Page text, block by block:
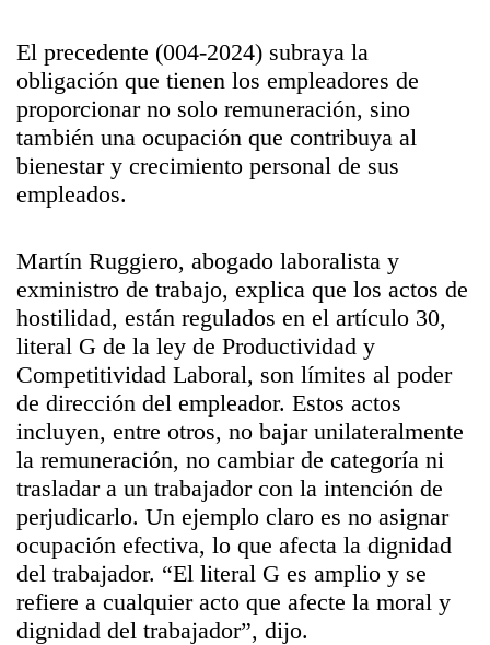
El precedente (004-2024) subraya la
obligación que tienen los empleadores de
proporcionar no solo remuneración, sino
también una ocupación que contribuya al
bienestar y crecimiento personal de sus
empleados.
Martín Ruggiero, abogado laboralista y
exministro de trabajo, explica que los actos de
hostilidad, están regulados en el artículo 30,
literal G de la ley de Productividad y
Competitividad Laboral, son límites al poder
de dirección del empleador. Estos actos
incluyen, entre otros, no bajar unilateralmente
la remuneración, no cambiar de categoría ni
trasladar a un trabajador con la intención de
perjudicarlo. Un ejemplo claro es no asignar
ocupación efectiva, lo que afecta la dignidad
del trabajador. “El literal G es amplio y se
refiere a cualquier acto que afecte la moral y
dignidad del trabajador”, dijo.